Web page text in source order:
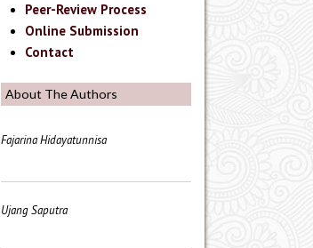
Peer-Review Process
Online Submission
Contact
About The Authors
Fajarina Hidayatunnisa
Ujang Saputra